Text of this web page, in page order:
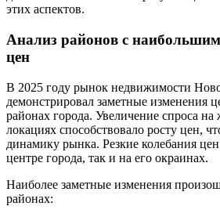
этих аспектов.
Анализ районов с
цен
В 2025 году рынок недвижимости
демонстрировал заметные изменения
районах города. Увеличение спроса
локациях способствовало росту цен,
динамику рынка. Резкие колебания
центре города, так и на его окраинах.
Наиболее заметные изменения
районах: